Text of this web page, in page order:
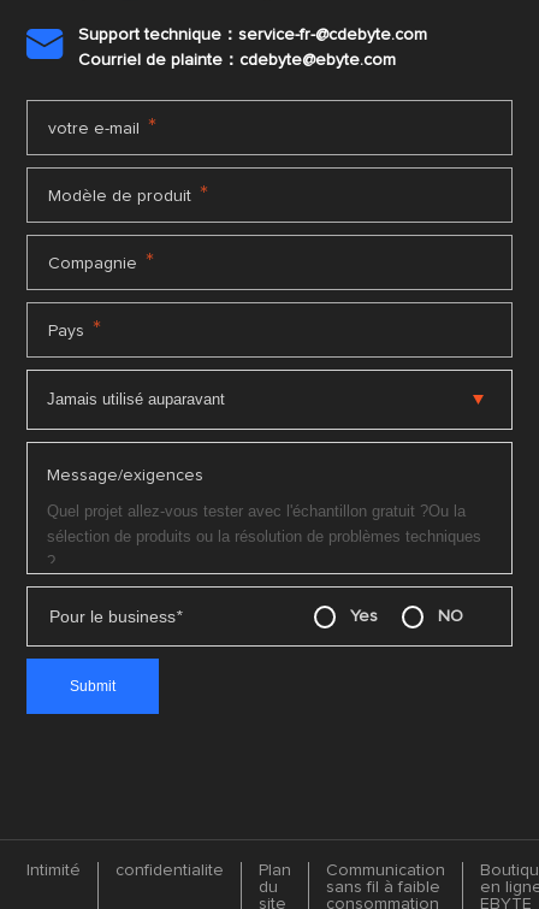

Support technique：service-fr-@cdebyte.com
Courriel de plainte：cdebyte@ebyte.com
votre e-mail *
Modèle de produit *
Compagnie *
Pays *
Message/exigences
Pour le business* Yes NO
Intimité confidentialite
Plan
du
site
Communication
sans fil à faible
consommation
en
EBYTE